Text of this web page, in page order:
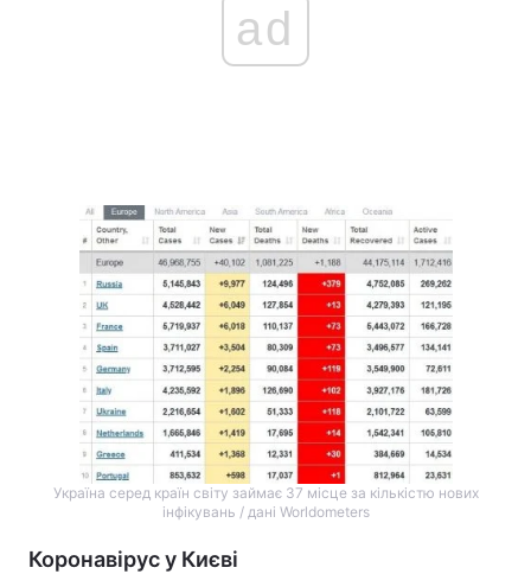
ad
Україна серед країн світу займає 37 місце за кількістю нових
інфікувань / дані Worldometers
Коронавірус у Києві